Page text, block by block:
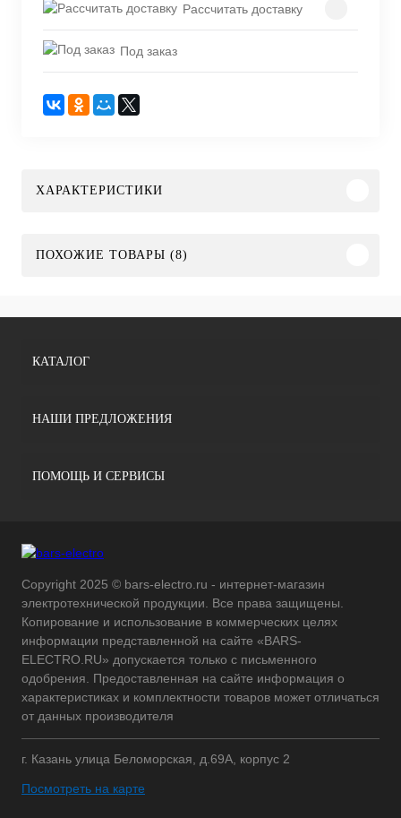
Рассчитать доставку
Под заказ
ХАРАКТЕРИСТИКИ
ПОХОЖИЕ ТОВАРЫ (8)
КАТАЛОГ
НАШИ ПРЕДЛОЖЕНИЯ
ПОМОЩЬ И СЕРВИСЫ
Copyright 2025 © bars-electro.ru - интернет-магазин
электротехнической продукции. Все права защищены.
Копирование и использование в коммерческих целях
информации представленной на сайте «BARS-
ELECTRO.RU» допускается только с письменного
одобрения. Предоставленная на сайте информация о
характеристиках и комплектности товаров может отличаться
от данных производителя
г. Казань улица Беломорская, д.69А, корпус 2
Посмотреть на карте